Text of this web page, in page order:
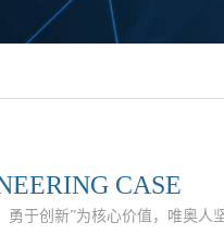
CASE
勇于创新”为核心价值，唯奥